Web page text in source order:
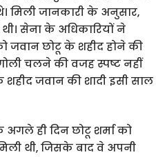
मिली जानकारी के अनुसार,
सेना के अधिकारियों ने
जवान छोटू के शहीद होने की
चलने की वजह स्पष्ट नहीं
शहीद जवान की शादी इसी साल
ही दिन छोटू शर्मा को
थी, जिसके बाद वे अपनी